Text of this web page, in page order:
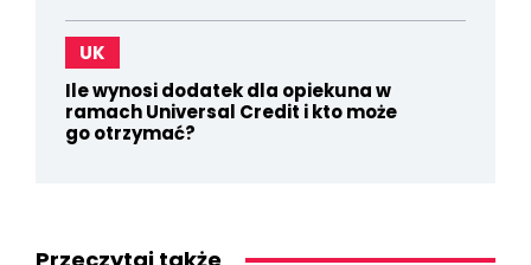
UK
Ile wynosi dodatek dla opiekuna w
ramach Universal Credit i kto może
go otrzymać?